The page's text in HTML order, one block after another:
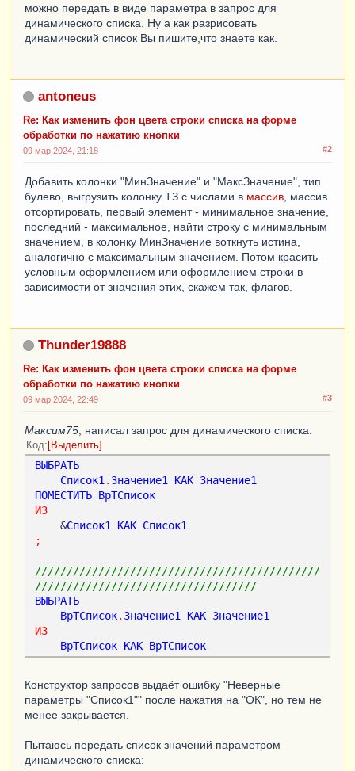
можно передать в виде параметра в запрос для
динамического списка. Ну а как разрисовать
динамический список Вы пишите,что знаете как.
antoneus
Re: Как изменить фон цвета строки списка на форме
обработки по нажатию кнопки
#2
09 мар 2024, 21:18
Добавить колонки "МинЗначение" и "МаксЗначение", тип
булево, выгрузить колонку ТЗ с числами в массив , массив
отсортировать, первый элемент - минимальное значение,
последний - максимальное, найти строку с минимальным
значением, в колонку МинЗначение воткнуть истина,
аналогично с максимальным значением. Потом красить
условным оформлением или оформлением строки в
зависимости от значения этих, скажем так, флагов.
Thunder19888
Re: Как изменить фон цвета строки списка на форме
обработки по нажатию кнопки
#3
09 мар 2024, 22:49
Максим75 , написал запрос для динамического списка:
Код Выделить
ВЫБРАТЬ
Список1 . Значение1 КАК Значение1
ПОМЕСТИТЬ ВрТСписок
ИЗ
    &
Список1 КАК Список1
;
/////////////////////////////////////////////
///////////////////////////////////
ВЫБРАТЬ
ВрТСписок. Значение1 КАК Значение1
ИЗ
ВрТСписок КАК ВрТСписок
Конструктор запросов выдаёт ошибку "Неверные
параметры "Список1"" после нажатия на "ОК", но тем не
менее закрывается.
Пытаюсь передать список значений параметром
динамического списка: